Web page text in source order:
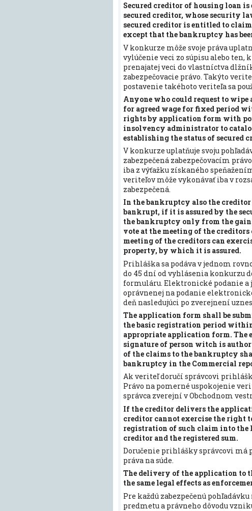
Secured creditor of housing loan
secured creditor, whose security
secured creditor is entitled to
except that the bankruptcy has
V konkurze môže svoje práva
vylúčenie veci zo súpisu alebo ten,
prenajatej veci do vlastníctva
zabezpečovacie právo. Takýto
postavenie takéhoto veriteľa sa
Anyone who could request to wipe
for agreed wage for fixed period
rights by application form with
insolvency administrator to
establishing the status of secured
V konkurze uplatňuje svoju
zabezpečená zabezpečovacím
iba z výťažku získaného
veriteľov môže vykonávať iba v
zabezpečená.
In the bankruptcy also the
bankrupt, if it is assured by the
the bankruptcy only from the
vote at the meeting of the
meeting of the creditors can
property, by which it is assured.
Prihláška sa podáva v jednom
do 45 dní od vyhlásenia konkurzu
formuláru. Elektronické podanie a
oprávnenej na podanie
deň nasledujúci po zverejnení
The application form shall be
the basic registration period
appropriate application form. The
signature of person witch is
of the claims to the bankruptcy
bankruptcy in the Commercial
Ak veriteľ doručí správcovi
Právo na pomerné uspokojenie
správca zverejní v Obchodnom
If the creditor delivers the
creditor cannot exercise the right
registration of such claim into the
creditor and the registered sum.
Doručenie prihlášky správcovi má
práva na súde.
The delivery of the application to
the same legal effects as
Pre každú zabezpečenú
predmetu a právneho dôvodu